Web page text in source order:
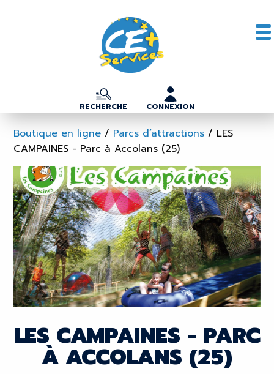
RECHERCHE CONNEXION
Boutique en ligne / Parcs d’attractions / LES
CAMPAINES - Parc à Accolans (25)
LES CAMPAINES - PARC
À ACCOLANS (25)